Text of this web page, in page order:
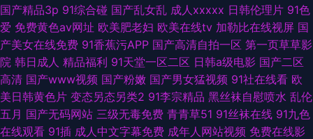
国产精品3p 91综合碰 国产乱女乱 成人xxxxx 日韩伦理片 91色
爱 免费黄色av网址 欧美肥老妇 欧美在线tv 加勒比在线视屏 国
产美女在线免费 91香蕉污APP 国产高清自拍一区 第一页草草影
院 韩日成人 精品福利 91天堂一区二区 日韩a级电影 国产二区
高清 国产www视频 国产粉嫩 国产男女猛视频 91社在线看 欧
美日韩黄色片 变态另态另类2 91李宗精品 黑丝袜自慰喷水 乱伦
五月 国产无码网站 三级无毒免费 青青草51 91丝袜在线 91九色
在线观看 91插 成人中文字幕免费 成年人网站视频 免费在线影